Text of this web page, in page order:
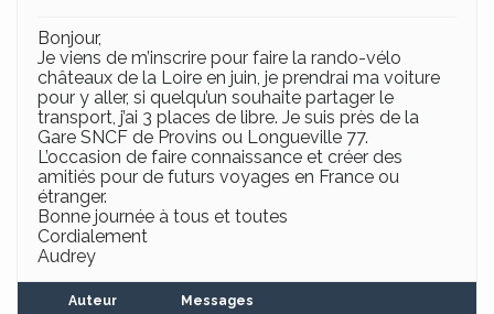
Bonjour,
Je viens de m’inscrire pour faire la rando-vélo
châteaux de la Loire en juin, je prendrai ma voiture
pour y aller, si quelqu’un souhaite partager le
transport, j’ai 3 places de libre. Je suis près de la
Gare SNCF de Provins ou Longueville 77.
L’occasion de faire connaissance et créer des
amitiés pour de futurs voyages en France ou
étranger.
Bonne journée à tous et toutes
Cordialement
Audrey
Auteur Messages